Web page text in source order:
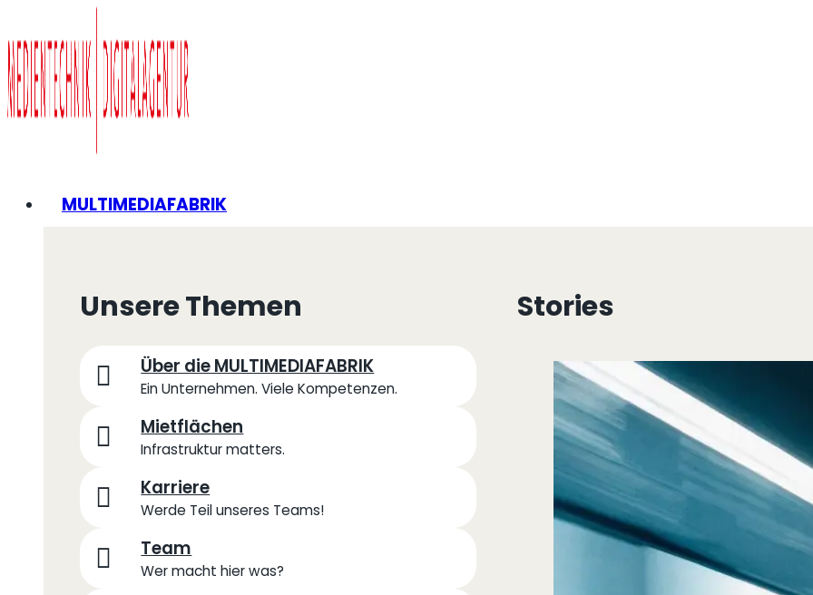
MULTIMEDIAFABRIK
Unsere Themen
Über die MULTIMEDIAFABRIK
Ein Unternehmen. Viele Kompetenzen.
Mietflächen
Infrastruktur matters.
Karriere
Werde Teil unseres Teams!
Team
Wer macht hier was?
Stories